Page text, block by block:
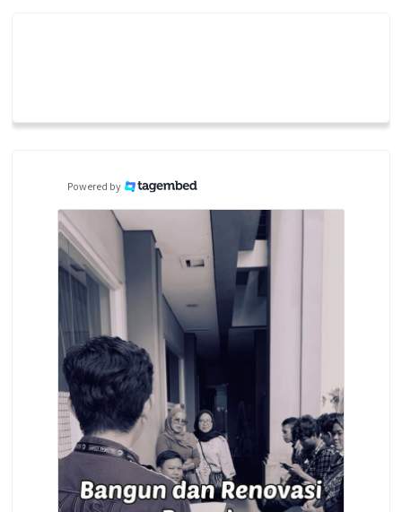
Powered by